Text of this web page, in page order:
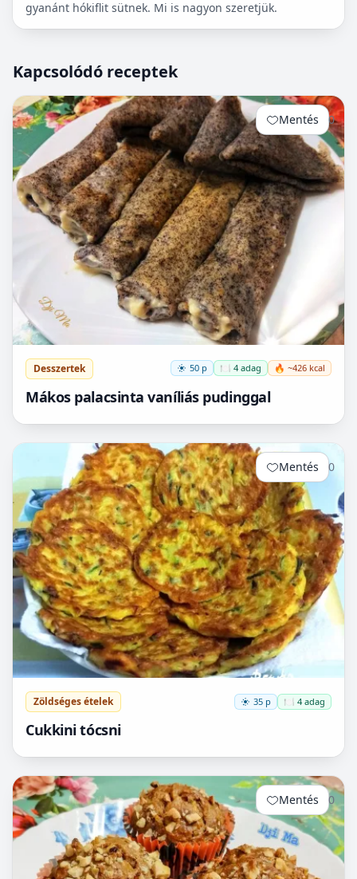
gyanánt hókiflit sütnek. Mi is nagyon szeretjük.
Kapcsolódó receptek
Mentés 0
Desszertek 50 p 🍽️ 4 adag 🔥 ~426 kcal
Mákos palacsinta vaníliás pudinggal
Mentés 0
Zöldséges ételek 35 p 🍽️ 4 adag
Cukkini tócsni
Mentés 0